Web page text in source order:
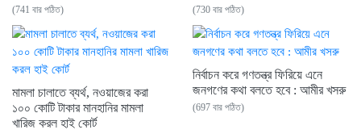
(741 বার পঠিত) (730 বার পঠিত)
মামলা চালাতে ব্যর্থ, নওয়াজের করা
১০০ কোটি টাকার মানহানির মামলা
খারিজ করল হাই কোর্ট
নির্বাচন করে গণতন্ত্র ফিরিয়ে এনে
জনগণের কথা বলতে হবে : আমীর খসরু
(697 বার পঠিত)